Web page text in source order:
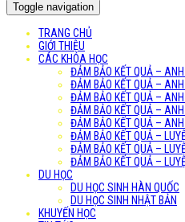
Toggle navigation
TRANG CHỦ
GIỚI THIỆU
CÁC KHÓA HỌC
ĐẢM BẢO KẾT QUẢ –
ĐẢM BẢO KẾT QUẢ – ANH
ĐẢM BẢO KẾT QUẢ –
ĐẢM BẢO KẾT QUẢ –
ĐẢM BẢO KẾT QUẢ – ANH
ĐẢM BẢO KẾT QUẢ –
ĐẢM BẢO KẾT QUẢ –
ĐẢM BẢO KẾT QUẢ –
DU HỌC
DU HỌC SINH HÀN QUỐC
DU HỌC SINH NHẬT BẢN
KHUYẾN HỌC